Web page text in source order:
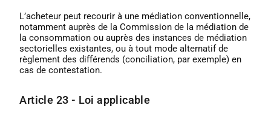
L’acheteur peut recourir à une médiation conventionnelle,
notamment auprès de la Commission de la médiation de
la consommation ou auprès des instances de médiation
sectorielles existantes, ou à tout mode alternatif de
règlement des différends (conciliation, par exemple) en
cas de contestation.
Article 23 - Loi applicable